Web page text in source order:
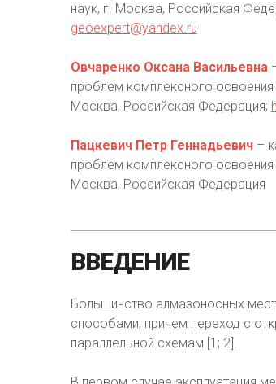
наук, г. Москва, Российская
geoexpert@yandex.ru
Овчаренко Оксана Васильевна
проблем комплексного
Москва, Российская Федерация;
Пацкевич Петр Геннадьевич –
проблем комплексного
Москва, Российская Федерация
ВВЕДЕНИЕ
Большинство алмазоносных
способами, причем переход с
параллельной схемам [1; 2].